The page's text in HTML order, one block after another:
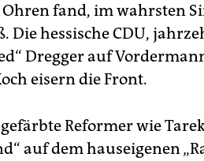
fand, im wahrsten
Die hessische CDU,
Dregger auf
eisern die Front.
Reformer wie
auf dem hauseigenen